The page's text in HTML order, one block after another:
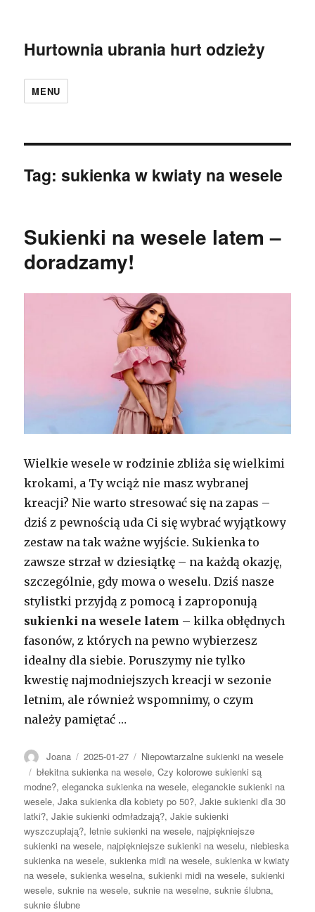
Hurtownia ubrania hurt odzieży
MENU
Tag:sukienka w kwiaty na wesele
Sukienki na wesele latem –
doradzamy!
Wielkie wesele w rodzinie zbliża się wielkimi
krokami, a Ty wciąż nie masz wybranej
kreacji? Nie warto stresować się na zapas –
dziś z pewnością uda Ci się wybrać wyjątkowy
zestaw na tak ważne wyjście. Sukienka to
zawsze strzał w dziesiątkę – na każdą okazję,
szczególnie, gdy mowa o weselu. Dziś nasze
stylistki przyjdą z pomocą i zaproponują
sukienki na wesele latem – kilka obłędnych
fasonów, z których na pewno wybierzesz
idealny dla siebie. Poruszymy nie tylko
kwestię najmodniejszych kreacji w sezonie
letnim, ale również wspomnimy, o czym
należy pamiętać …
Autor
Joana Opublikowano
2025-01-27 Kategorie
Niepowtarzalne sukienki na wesele
Tagi
błekitna sukienka na wesele,Czy kolorowe sukienki są
modne?,elegancka sukienka na wesele,eleganckie sukienki na
wesele,Jaka sukienka dla kobiety po 50?,Jakie sukienki dla 30
latki?,Jakie sukienki odmładzają?,Jakie sukienki
wyszczuplają?, letnie sukienki na wesele, najpiękniejsze
sukienki na wesele, najpiękniejsze sukienki na weselu, niebieska
sukienka na wesele,sukienka midi na wesele,sukienka w kwiaty
na wesele,sukienka weselna,sukienki midi na wesele,sukienki
wesele,suknie na wesele,suknie na weselne,suknie ślubna,
suknie ślubne